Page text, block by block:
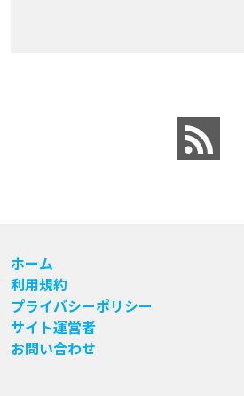
ホーム
利用規約
プライバシーポリシー
サイト運営者
お問い合わせ